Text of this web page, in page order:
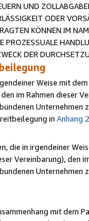
UND
ODER
KÖNNEN IM
PROZESSUALE
DER
Weise mit
im Rahmen dieser
in Anhang 2
die in irgendeiner
Vereinbarung), den
mit dem